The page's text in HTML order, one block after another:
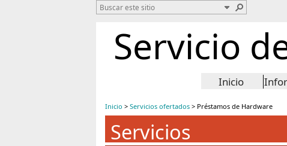
Servicio
Inicio
Inicio > Servicios ofertados > Préstamos de Hardware
Servicios